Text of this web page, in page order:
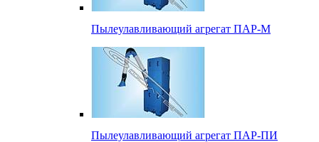
Пылеулавливающий агрегат ПАР-М
Пылеулавливающий агрегат ПАР-ПИ